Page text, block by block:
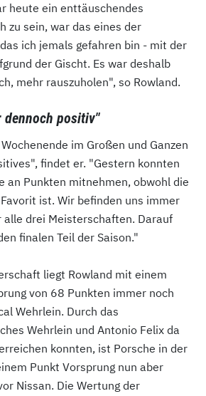
heute ein enttäuschendes
zu sein, war das eines der
ich jemals gefahren bin - mit der
der Gischt. Es war deshalb
mehr rauszuholen", so Rowland.
dennoch positiv"
im Großen und Ganzen
findet er. "Gestern konnten
an Punkten mitnehmen, obwohl die
ist. Wir befinden uns immer
alle drei Meisterschaften. Darauf
finalen Teil der Saison."
liegt Rowland mit einem
von 68 Punkten immer noch
Wehrlein. Durch das
Wehrlein und Antonio Felix da
konnten, ist Porsche in der
Punkt Vorsprung nun aber
Nissan. Die Wertung der